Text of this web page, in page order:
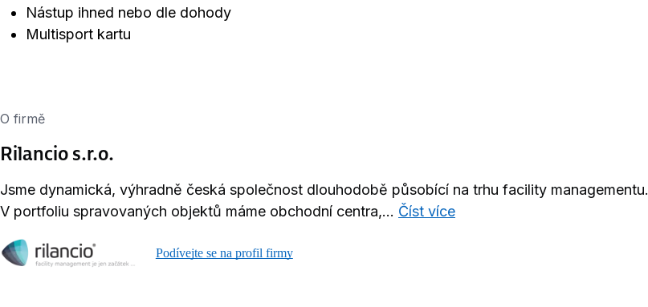
Nástup ihned nebo dle dohody
Multisport kartu
O firmě
Rilancio s.r.o.
Jsme dynamická, výhradně česká společnost dlouhodobě působící na trhu facility managementu.
V portfoliu spravovaných objektů máme obchodní centra,... Číst více
Podívejte se na profil firmy